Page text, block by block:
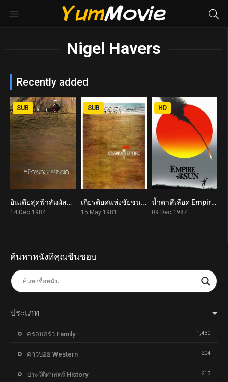
Nigel Havers
Recently added
7.3
SUB
อินเดียสุดฟ้าสัมผัสหัวใจ A Passage to India (1984)
14 Dec 1984
7.2
SUB
เกียรติยศแห่งชัยชนะ Chariots of Fire (1981)
15 May 1981
7.7
HD
น้ำตาสีเลือด Empire of the Sun (1987)
09 Dec 1987
ค้นหาหนังที่คุณชื่นชอบ
ประเภท
ครอบครัว Family 1,430
คาวบอย Western 204
ประวัติศาสตร์ History 613